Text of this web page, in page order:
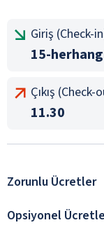
Giriş (Check-
15-
Çıkış (Check-
11.30
Zorunlu Ücretler
Opsiyonel